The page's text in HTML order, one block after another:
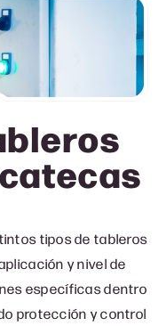
tipos de tableros
y nivel de
específicas dentro
protección y control